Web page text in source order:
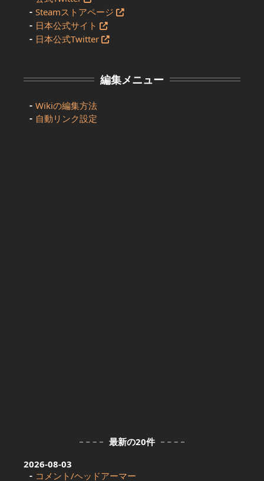
Steamストアページ
日本公式サイト
日本公式Twitter
編集メニュー
Wikiの編集方法
自動リンク設定
最新の20件
2026-08-03
コメント/ヘッドアーマー